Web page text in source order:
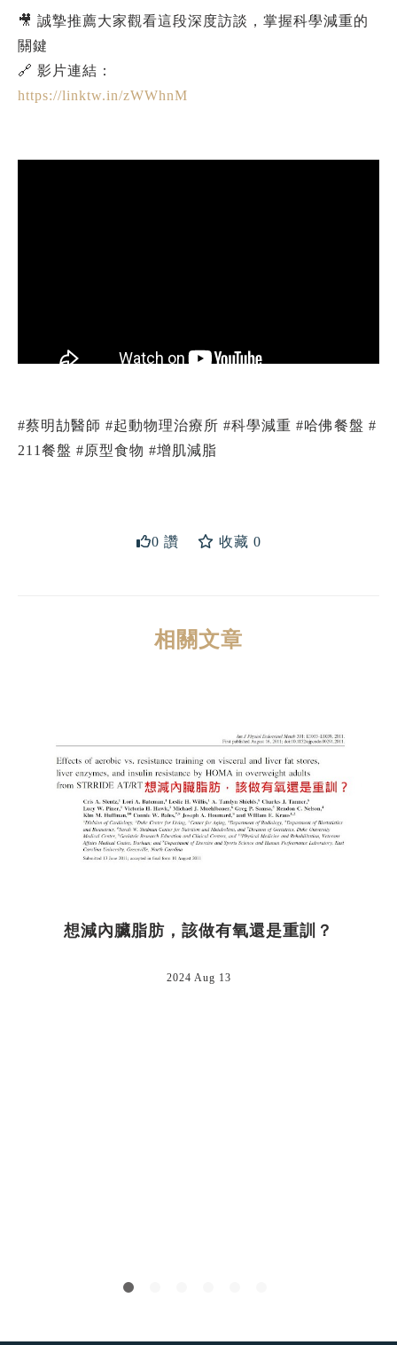
🎥 誠摯推薦大家觀看這段深度訪談，掌握科學減重的
關鍵
🔗 影片連結：
https://linktw.in/zWWhnM
#蔡明劼醫師 #起動物理治療所 #科學減重 #哈佛餐盤 #
211餐盤 #原型食物 #增肌減脂
0 讚 收藏 0
相關文章
想減內臟脂肪，該做有氧還是重訓？
2024 Aug 13